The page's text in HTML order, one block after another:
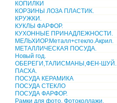
КОПИЛКИ
КОРЗИНЫ ЛОЗА ПЛАСТИК.
КРУЖКИ.
КУКЛЫ ФАРФОР.
КУХОННЫЕ ПРИНАДЛЕЖНОСТИ.
МЕЛЬХИОР.Металл+стекло.Акрил.
МЕТАЛЛИЧЕСКАЯ ПОСУДА.
Новый год.
ОБЕРЕГИ,ТАЛИСМАНЫ,ФЕН-ШУЙ.
ПАСХА.
ПОСУДА КЕРАМИКА
ПОСУДА СТЕКЛО
ПОСУДА ФАРФОР.
Рамки для фото, Фотоколлажи.